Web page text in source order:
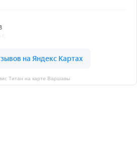
Титан на карте Варшавы